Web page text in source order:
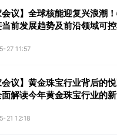
会议】全球核能迎复兴浪潮
前发展趋势及前沿领域可
27 11:57
会议】黄金珠宝行业背后的
解读今年黄金珠宝行业的
21 12:18